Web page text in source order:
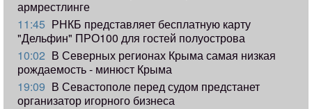
армрестлинге
11:45 РНКБ представляет бесплатную карту
"Дельфин" ПРО100 для гостей полуострова
10:02 В Северных регионах Крыма самая низкая
рождаемость - минюст Крыма
19:09 В Севастополе перед судом предстанет
организатор игорного бизнеса